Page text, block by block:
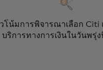
โน้มการพิจารณาเลือก Citi
บริการทางการเงินในวันพรุ่